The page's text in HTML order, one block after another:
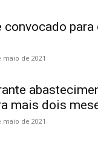
para
maio de 2021
mais dois
maio de 2021